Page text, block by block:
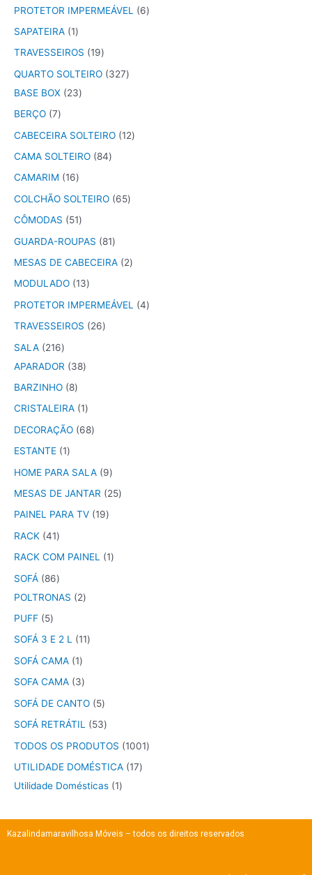
PROTETOR IMPERMEÁVEL
6
SAPATEIRA 1
TRAVESSEIROS
19
QUARTO SOLTEIRO
327
BASE BOX
23
BERÇO 7
CABECEIRA SOLTEIRO 12
CAMA SOLTEIRO
84
CAMARIM
16
COLCHÃO SOLTEIRO
65
CÔMODAS
51
GUARDA-ROUPAS
81
MESAS DE CABECEIRA
2
MODULADO 13
PROTETOR IMPERMEÁVEL
4
TRAVESSEIROS
26
SALA
216
APARADOR
38
BARZINHO
8
CRISTALEIRA 1
DECORAÇÃO
68
ESTANTE 1
HOME PARA SALA
9
MESAS DE JANTAR
25
PAINEL PARA TV 19
RACK 41
RACK COM PAINEL
1
SOFÁ
86
POLTRONAS
2
PUFF
5
SOFÁ 3 E 2 L
11
SOFÁ CAMA 1
SOFA CAMA
3
SOFÁ DE CANTO
5
SOFÁ RETRÁTIL
53
TODOS OS PRODUTOS
1001
UTILIDADE DOMÉSTICA 17
Utilidade Domésticas 1
Kazalindamaravilhosa Móveis – todos os direitos reservados